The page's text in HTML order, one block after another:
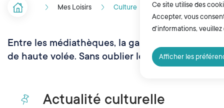
Ce site utilise des
Accepter, vous
d'informations,
Afficher les
F
i
l
Accueil Mes Loisirs Culture
Entre les médiathèques, la galerie
de haute volée. Sans oublier le centre de
Actualité culturelle